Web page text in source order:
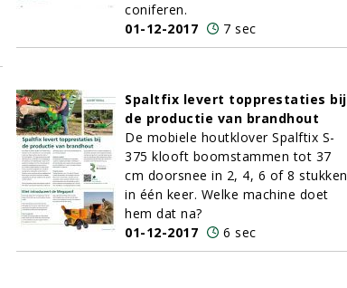
coniferen.
01-12-2017
7 sec
Spaltfix levert topprestaties bij
de productie van brandhout
De mobiele houtklover Spalftix S-
375 klooft boomstammen tot 37
cm doorsnee in 2, 4, 6 of 8 stukken
in één keer. Welke machine doet
hem dat na?
01-12-2017
6 sec